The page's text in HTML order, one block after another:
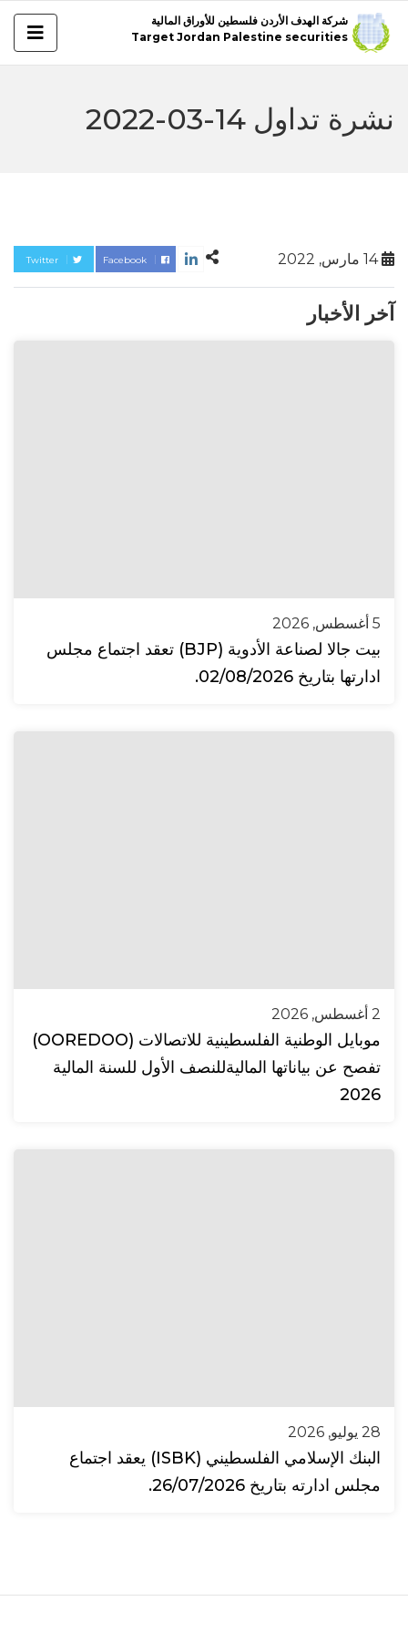
شركة الهدف الأردن فلسطين للأوراق المالية
Target Jordan Palestine securities
نشرة تداول 14-03-2022
14 مارس, 2022 Twitter Facebook
آخر الأخبار
5 أغسطس, 2026
بيت جالا لصناعة الأدوية (BJP) تعقد اجتماع مجلس
ادارتها بتاريخ 02/08/2026.
2 أغسطس, 2026
موبايل الوطنية الفلسطينية للاتصالات (OOREDOO)
تفصح عن بياناتها الماليةللنصف الأول للسنة المالية
2026
28 يوليو, 2026
البنك الإسلامي الفلسطيني (ISBK) يعقد اجتماع
مجلس ادارته بتاريخ 26/07/2026.